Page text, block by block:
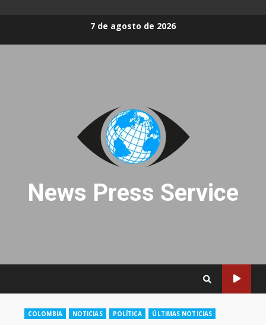
7 de agosto de 2026
News Press Service
COLOMBIA NOTICIAS POLÍTICA ÚLTIMAS NOTICIAS